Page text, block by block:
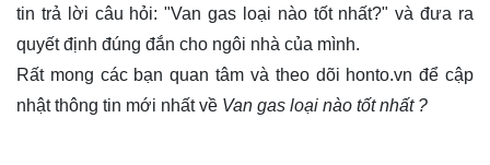
tin trả lời câu hỏi: "Van gas loại nào tốt nhất?" và đưa ra
quyết định đúng đắn cho ngôi nhà của mình.
Rất mong các bạn quan tâm và theo dõi honto.vn để cập
nhật thông tin mới nhất về Van gas loại nào tốt nhất ?